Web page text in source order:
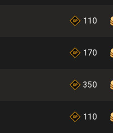
110
170
350
110